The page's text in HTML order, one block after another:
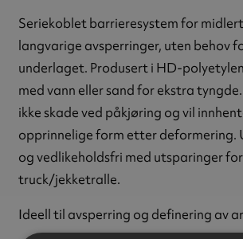
Seriekoblet barrieresystem for
langvarige avsperringer, uten behov
underlaget. Produsert i HD-
med vann eller sand for ekstra
ikke skade ved påkjøring og vil
opprinnelige form etter deformering.
og vedlikeholdsfri med utsparinger for
truck/jekketralle.
Ideell til avsperring og definering av